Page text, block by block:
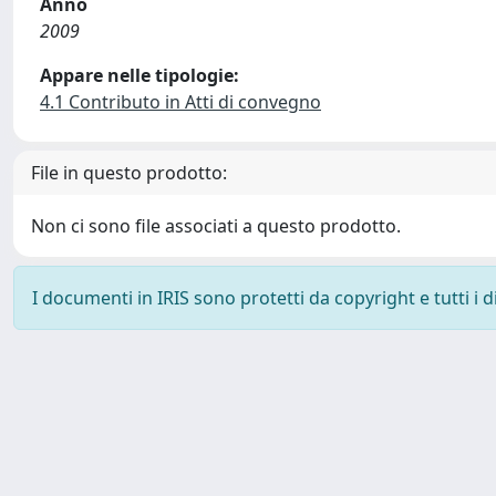
2009
Appare nelle tipologie:
4.1 Contributo in Atti di convegno
File in questo prodotto:
Non ci sono file associati a questo prodotto.
I documenti in IRIS sono protetti da copyright e tutti i